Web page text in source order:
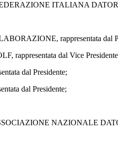
ITALIANA DATORI
rappresentata dal
rappresentata dal Vice
dal Presidente;
dal Presidente;
NAZIONALE